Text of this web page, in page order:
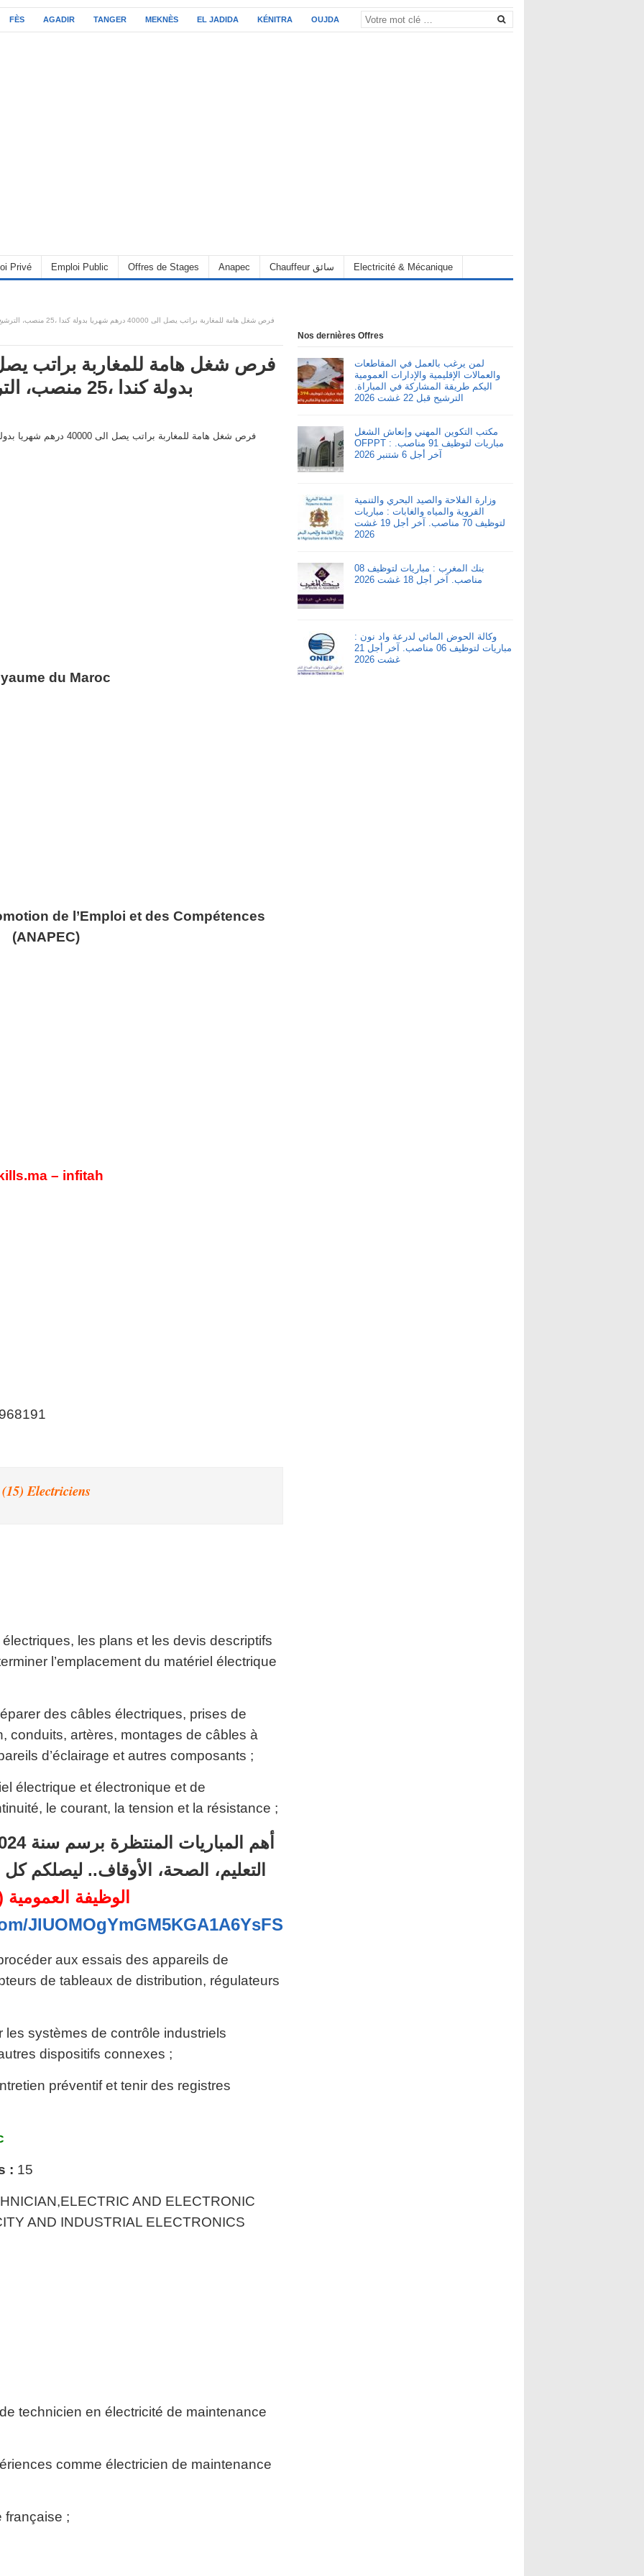
FÈS AGADIR TANGER MEKNÈS EL JADIDA KÉNITRA OUJDA
Privé Emploi Public Offres de Stages Anapec Chauffeur سائق Electricité & Mécanique
فرص شغل هامة للمغاربة براتب يصل الى 40000 درهم شهريا بدولة
بدولة كندا ،25 منصب، الترشيح قبل 13 دجنبر 2024
du Maroc
de l’Emploi et des Compétences
(ANAPEC)
– infitah
(15) Electriciens
les plans et les devis descriptifs
l’emplacement du matériel électrique
des câbles électriques, prises de
conduits, artères, montages de câbles à
d’éclairage et autres composants ;
électrique et électronique et de
le courant, la tension et la résistance ;
التعليم، الصحة، الأوقاف.. ليصلكم
الوظيفة العمومية
JlUOMOgYmGM5KGA1A6YsFS
aux essais des appareils de
de tableaux de distribution, régulateurs
les systèmes de contrôle industriels
dispositifs connexes ;
préventif et tenir des registres
: 15
AND ELECTRONIC
AND INDUSTRIAL ELECTRONICS
technicien en électricité de maintenance
comme électricien de maintenance
française ;
Nos dernières Offres
لمن يرغب بالعمل في المقاطعات
والعمالات الإقليمية والإدارات العمومية
اليكم طريقة المشاركة في المباراة.
الترشيح قبل 22 غشت 2026
مكتب التكوين المهني وإنعاش الشغل
OFPPT : مباريات لتوظيف 91 مناصب.
آخر أجل 6 شتنبر 2026
وزارة الفلاحة والصيد البحري والتنمية
القروية والمياه والغابات : مباريات
لتوظيف 70 مناصب. آخر أجل 19 غشت
2026
بنك المغرب : مباريات لتوظيف 08
مناصب. آخر أجل 18 غشت 2026
وكالة الحوض المائي لدرعة واد نون :
مباريات لتوظيف 06 مناصب. آخر أجل 21
غشت 2026